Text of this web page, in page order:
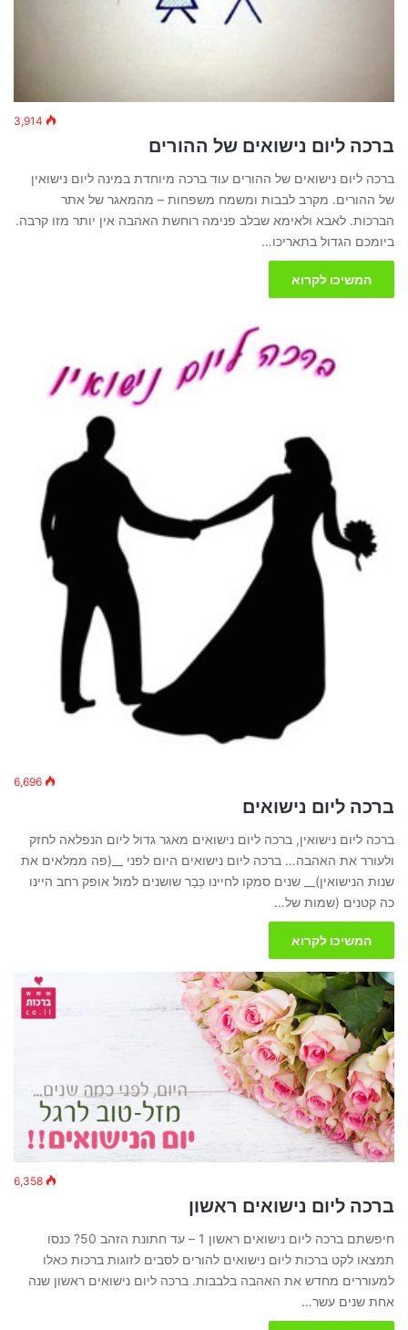
ברכה ליום נישואים של ההורים
ברכה ליום נישואים של ההורים עוד ברכה מיוחדת במינה ליום נישואין
של ההורים. מקרב לבבות ומשמח משפחות – מהמאגר של אתר
הברכות. לאבא ולאימא שבלב פנימה רוחשת האהבה אין יותר מזו קרבה.
ביומכם הגדול בתאריכו…
המשיכו לקרוא
ברכה ליום נישואים
ברכה ליום נישואין, ברכה ליום נישואים מאגר גדול ליום הנפלאה לחזק
ולעורר את האהבה… ברכה ליום נישואים היום לפני __(פה ממלאים את
שנות הנישואין)__ שנים סמקו לחיינו כְּבַר שושנים למול אופק רחב היינו
כה קטנים (שמות של…
המשיכו לקרוא
ברכה ליום נישואים ראשון
חיפשתם ברכה ליום נישואים ראשון 1 – עד חתונת הזהב 50? כנסו
תמצאו לקט ברכות ליום נישואים להורים לסבים לזוגות ברכות כאלו
למעוררים מחדש את האהבה בלבבות. ברכה ליום נישואים ראשון שנה
אחת שנים עשר…